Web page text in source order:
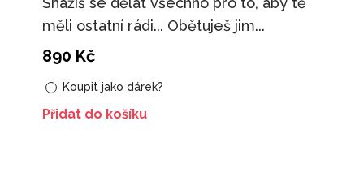
měli ostatní rádi... Obětuješ jim...
890 Kč
Koupit jako dárek?
Přidat do košíku